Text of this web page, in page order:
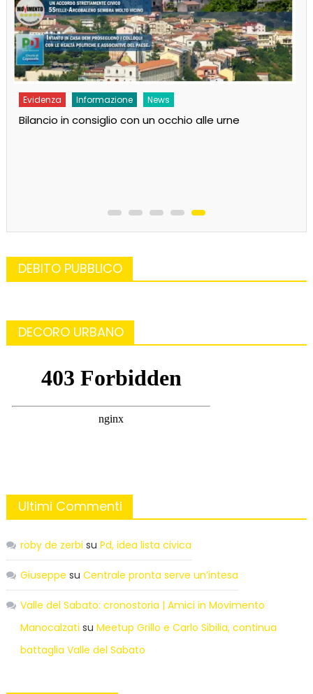
Evidenza Informazione News
Bilancio in consiglio con un occhio alle urne
DEBITO PUBBLICO
DECORO URBANO
Ultimi Commenti
roby de zerbi su Pd, idea lista civica
Giuseppe su Centrale pronta serve un’intesa
Valle del Sabato: cronostoria | Amici in Movimento
Manocalzati su Meetup Grillo e Carlo Sibilia, continua
battaglia Valle del Sabato